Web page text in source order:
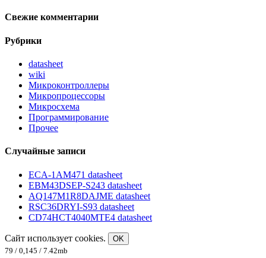
Свежие комментарии
Рубрики
datasheet
wiki
Микроконтроллеры
Микропроцессоры
Микросхема
Программирование
Прочее
Случайные записи
ECA-1AM471 datasheet
EBM43DSEP-S243 datasheet
AQ147M1R8DAJME datasheet
RSC36DRYI-S93 datasheet
CD74HCT4040MTE4 datasheet
Сайт использует cookies.
OK
79 / 0,145 / 7.42mb